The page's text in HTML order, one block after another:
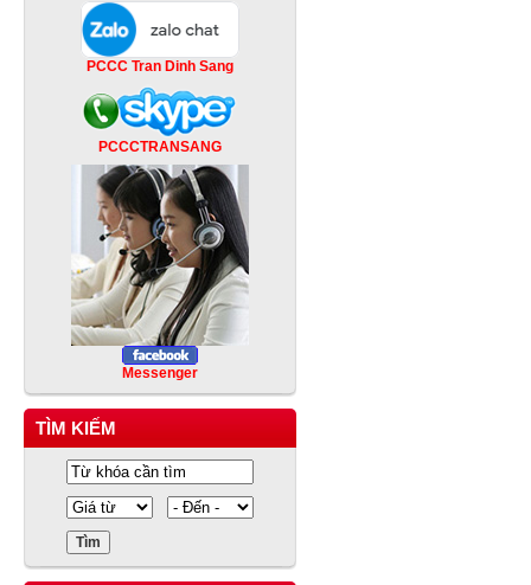
PCCC Tran Dinh Sang
PCCCTRANSANG
Messenger
TÌM KIẾM